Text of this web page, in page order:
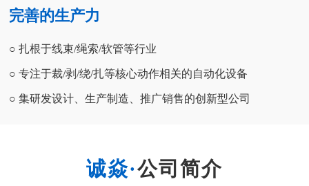
完善的生产力
○ 扎根于线束/绳索/软管等行业
○ 专注于裁/剥/绕/扎等核心动作相关的自动化设备
○ 集研发设计、生产制造、推广销售的创新型公司
公司简介